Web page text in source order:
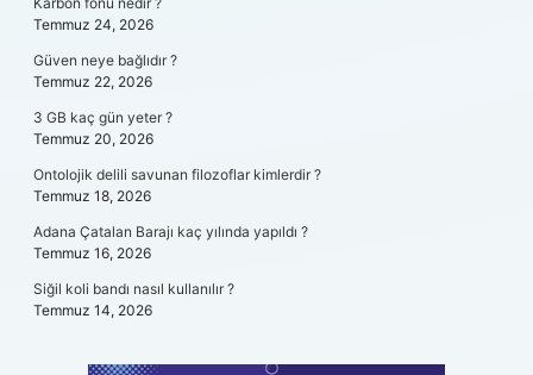
Temmuz 24, 2026
Güven neye bağlıdır ?
Temmuz 22, 2026
3 GB kaç gün yeter ?
Temmuz 20, 2026
Ontolojik delili savunan filozoflar kimlerdir ?
Temmuz 18, 2026
Adana Çatalan Barajı kaç yılında yapıldı ?
Temmuz 16, 2026
Siğil koli bandı nasıl kullanılır ?
Temmuz 14, 2026